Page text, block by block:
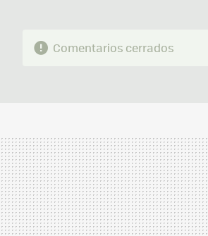
Comentarios cerrados